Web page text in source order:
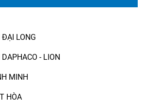
LONG
- LION
MINH
HÒA